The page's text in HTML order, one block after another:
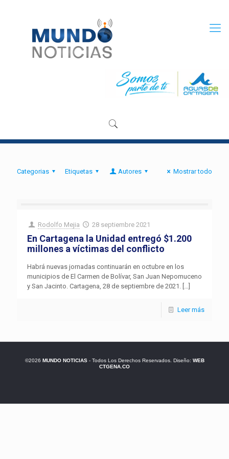
Categorias Etiquetas Autores Mostrar todo
Rodolfo Mejia 28 septiembre 2021
En Cartagena la Unidad entregó $1.200
millones a víctimas del conflicto
Habrá nuevas jornadas continuarán en octubre en los
municipios de El Carmen de Bolívar, San Juan Nepomuceno
y San Jacinto. Cartagena, 28 de septiembre de 2021. […]
Leer más
©2026 MUNDO NOTICIAS- Todos Los Derechos Reservados. Diseño: WEB
CTGENA.CO